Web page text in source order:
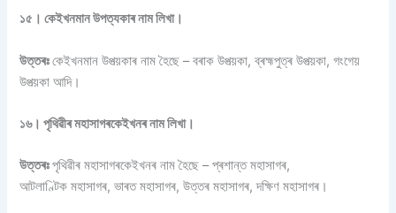
১৫। কেইখনমান উপত্যকাৰ নাম লিখা।
উত্তৰঃকেইখনমান উপত্য়কাৰ নাম হৈছে – বৰাক উপত্য়কা, ব্ৰহ্মপুত্ৰ উপত্য়কা, গংগেয়
উপত্য়কা আদি।
১৬। পৃথিৱীৰ মহাসাগৰকেইখনৰ নাম লিখা।
উত্তৰঃপৃথিৱীৰ মহাসাগৰকেইখনৰ নাম হৈছে – প্ৰশান্ত মহাসাগৰ,
আটলাণ্টিক মহাসাগৰ, ভাৰত মহাসাগৰ, উত্তৰ মহাসাগৰ, দক্ষিণ মহাসাগৰ।